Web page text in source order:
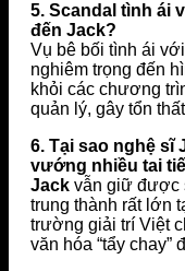
5. Scandal tình ái
đến Jack?
Vụ bê bối tình ái
nghiêm trọng đến
khỏi các chương
quản lý, gây tổn
6. Tại sao nghệ
vướng nhiều tai
Jack vẫn giữ được
trung thành rất lớn
trường giải trí Việt
văn hóa “tẩy chay”